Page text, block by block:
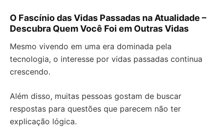
O Fascínio das Vidas Passadas na Atualidade –
Descubra Quem Você Foi em Outras Vidas
Mesmo vivendo em uma era dominada pela
tecnologia, o interesse por vidas passadas continua
crescendo.
Além disso, muitas pessoas gostam de buscar
respostas para questões que parecem não ter
explicação lógica.